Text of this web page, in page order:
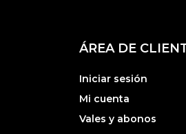
ÁREA DE
Iniciar sesión
Mi cuenta
Vales y abonos